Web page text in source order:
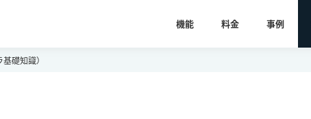
機能 料金 事例
礎知識）